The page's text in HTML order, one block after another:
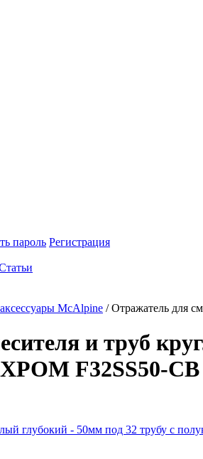
пароль Регистрация
McAlpine / Отражатель для
и труб
ХРОМ F32SS50-CB